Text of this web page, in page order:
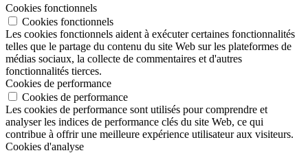
Cookies fonctionnels
Cookies fonctionnels
Les cookies fonctionnels aident à exécuter certaines fonctionnalités
telles que le partage du contenu du site Web sur les plateformes de
médias sociaux, la collecte de commentaires et d'autres
fonctionnalités tierces.
Cookies de performance
Cookies de performance
Les cookies de performance sont utilisés pour comprendre et
analyser les indices de performance clés du site Web, ce qui
contribue à offrir une meilleure expérience utilisateur aux visiteurs.
Cookies d'analyse